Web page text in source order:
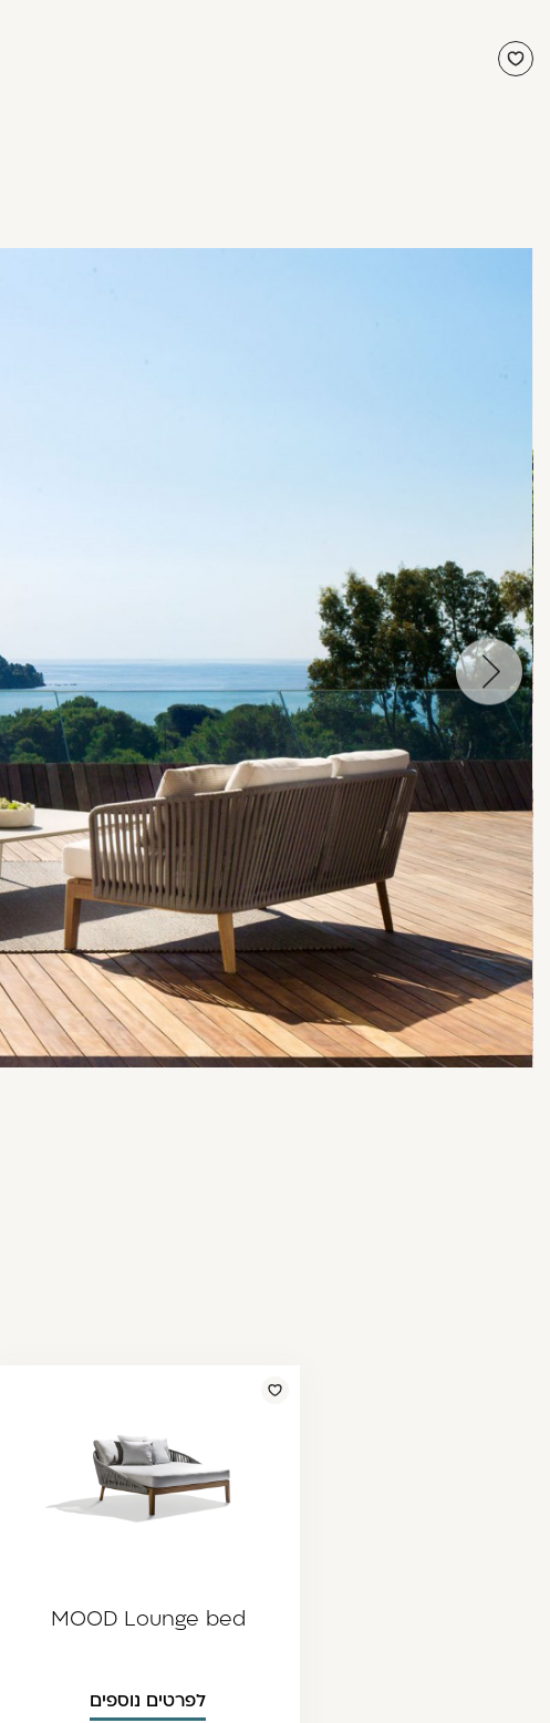
עבור
לתמונה
הקודמת
MOOD Lounge bed
לפרטים נוספים